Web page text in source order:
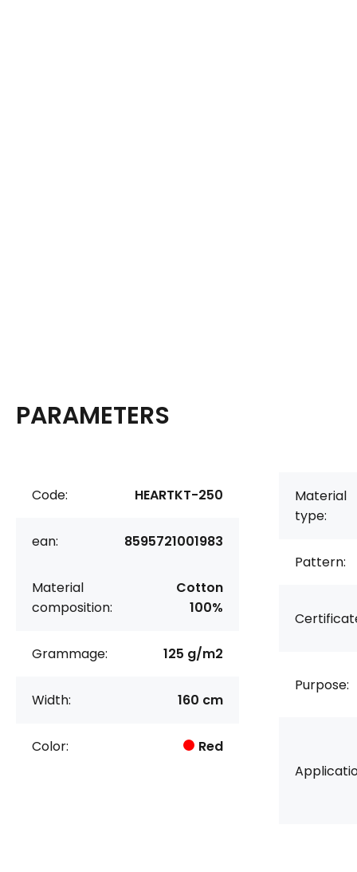
PARAMETERS
Code: HEARTKT-250
ean: 8595721001983
Material
composition:
Cotton
100%
Grammage: 125 g/m2
Width: 160 cm
Color: Red
Material
type:
Pattern:
Purpose: